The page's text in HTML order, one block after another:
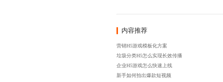
内容推荐
营销H5游戏模板化方案
垃圾分类H5怎么实现长效传播
企业H5游戏怎么快速上线
新手如何拍出爆款短视频